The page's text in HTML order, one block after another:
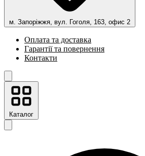
м. Запоріжжя, вул. Гоголя, 163, офис 2
Оплата та доставка
Гарантії та повернення
Контакти
Каталог